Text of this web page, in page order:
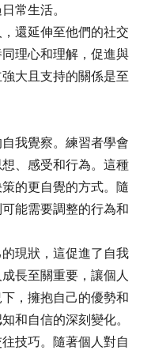
常生活。
還延伸至他們的社交
理心和理解，促進與
大且支持的關係是至
我覺察。練習者學會
、感受和行為。這種
的更自覺的方式。隨
能需要調整的行為和
現狀，這促進了自我
長至關重要，讓個人
，擁抱自己的優勢和
和自信的深刻變化。
技巧。隨著個人對自